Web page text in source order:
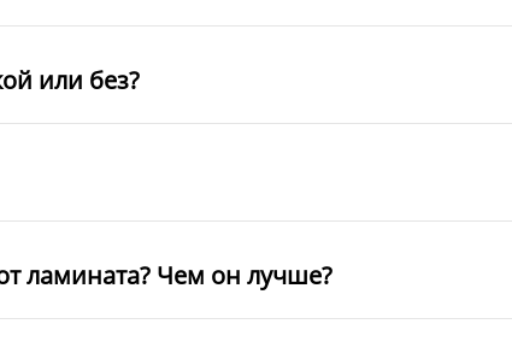
или без?
ламината? Чем он лучше?